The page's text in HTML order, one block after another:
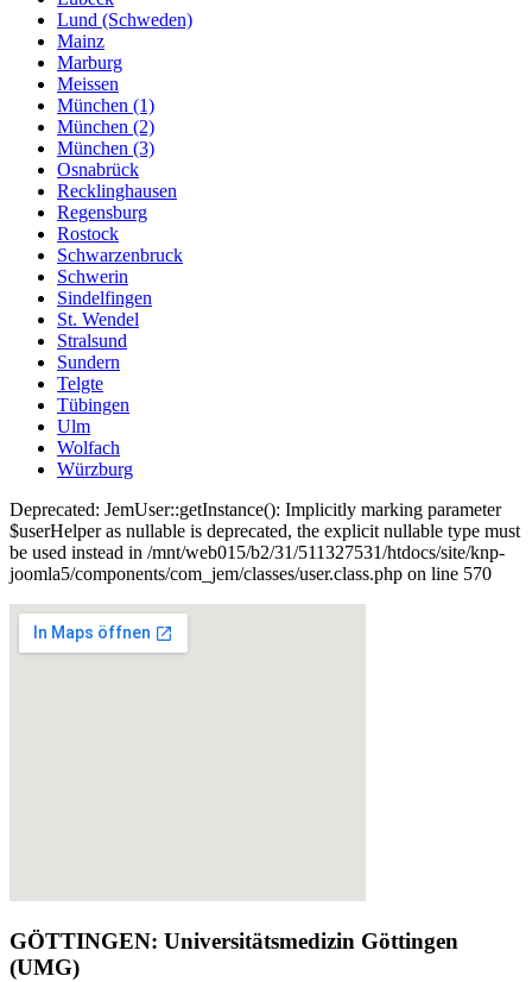
Lund (Schweden)
Mainz
Marburg
Meissen
München (1)
München (2)
München (3)
Osnabrück
Recklinghausen
Regensburg
Rostock
Schwarzenbruck
Schwerin
Sindelfingen
St. Wendel
Stralsund
Sundern
Telgte
Tübingen
Ulm
Wolfach
Würzburg
Deprecated: JemUser::getInstance(): Implicitly marking parameter
$userHelper as nullable is deprecated, the explicit nullable type must
be used instead in /mnt/web015/b2/31/511327531/htdocs/site/knp-
joomla5/components/com_jem/classes/user.class.php on line 570
GÖTTINGEN: Universitätsmedizin Göttingen
(UMG)